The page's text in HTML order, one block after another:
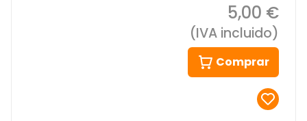
5,00 €
(IVA incluido)
Comprar